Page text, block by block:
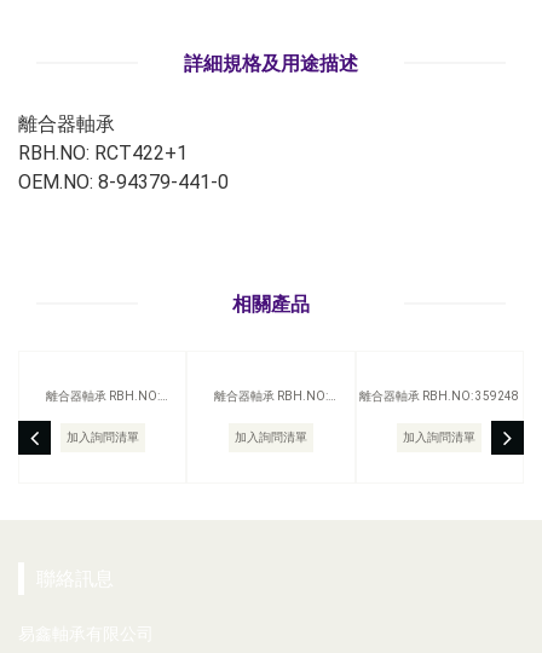
詳細規格及用途描述
離合器軸承
RBH.NO: RCT422+1
OEM.NO: 8-94379-441-0
相關產品
離合器軸承 RBH.NO:
加入詢問清單
離合器軸承 RBH.NO:
加入詢問清單
離合器軸承 RBH.NO: 359248
加入詢問清單